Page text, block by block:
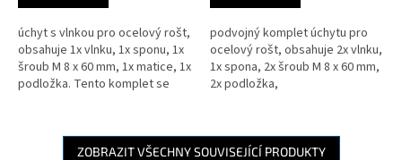
úchyt s vlnkou pro ocelový rošt,
obsahuje 1x vlnku, 1x sponu, 1x
šroub M 8 x 60 mm, 1x matice, 1x
podložka. Tento komplet se
podvojný komplet úchytu pro
ocelový rošt, obsahuje 2x vlnku,
1x spona, 2x šroub M 8 x 60 mm,
2x podložka,
ZOBRAZIT VŠECHNY SOUVISEJÍCÍ PRODUKTY